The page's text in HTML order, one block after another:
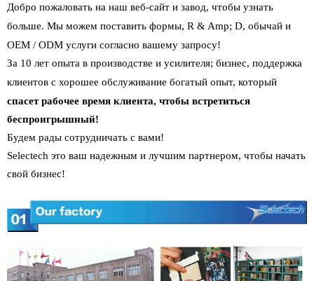
Добро пожаловать на наш веб-сайт и завод, чтобы узнать
больше. Мы можем поставить формы, R & Amp; D, обычай и
OEM / ODM услуги согласно вашему запросу!
За 10 лет опыта в производстве и усилителя; бизнес, поддержка
клиентов с хорошее обслуживание богатый опыт, который
спасет рабочее время клиента, чтобы встретиться
беспроигрышный!
Будем рады сотрудничать с вами!
Selectech это ваш надежным и лучшим партнером, чтобы начать
свой бизнес!